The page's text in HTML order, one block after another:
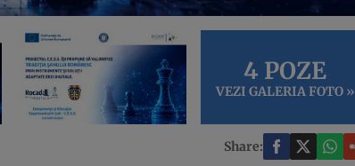
4 POZE
VEZI GALERIA FOTO »
Share: